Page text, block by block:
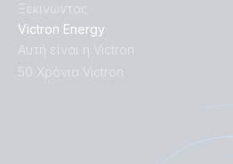
Ξεκινώντας
Victron Energy
Αυτή είναι η Victron
50 Χρόνια Victron